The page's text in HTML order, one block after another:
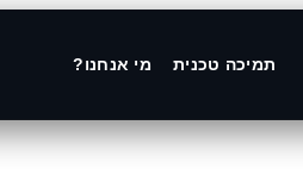
תמיכה טכנית מי אנחנו?